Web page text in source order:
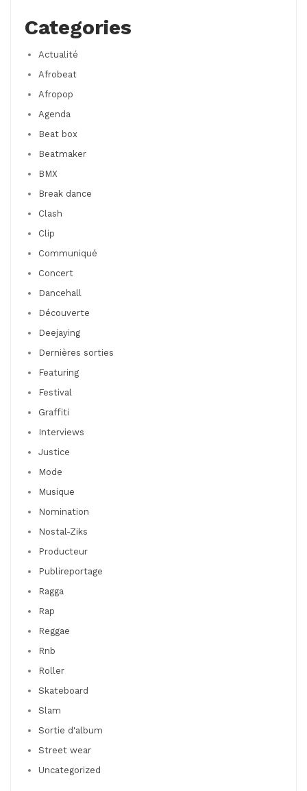
Categories
Actualité
Afrobeat
Afropop
Agenda
Beat box
Beatmaker
BMX
Break dance
Clash
Clip
Communiqué
Concert
Dancehall
Découverte
Deejaying
Dernières sorties
Featuring
Festival
Graffiti
Interviews
Justice
Mode
Musique
Nomination
Nostal-Ziks
Producteur
Publireportage
Ragga
Rap
Reggae
Rnb
Roller
Skateboard
Slam
Sortie d'album
Street wear
Uncategorized